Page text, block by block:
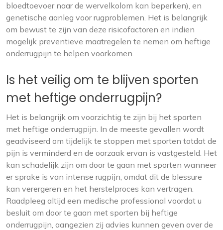
bloedtoevoer naar de wervelkolom kan beperken), en
genetische aanleg voor rugproblemen. Het is belangrijk
om bewust te zijn van deze risicofactoren en indien
mogelijk preventieve maatregelen te nemen om heftige
onderrugpijn te helpen voorkomen.
Is het veilig om te blijven sporten
met heftige onderrugpijn?
Het is belangrijk om voorzichtig te zijn bij het sporten
met heftige onderrugpijn. In de meeste gevallen wordt
geadviseerd om tijdelijk te stoppen met sporten totdat de
pijn is verminderd en de oorzaak ervan is vastgesteld. Het
kan schadelijk zijn om door te gaan met sporten wanneer
er sprake is van intense rugpijn, omdat dit de blessure
kan verergeren en het herstelproces kan vertragen.
Raadpleeg altijd een medische professional voordat u
besluit om door te gaan met sporten bij heftige
onderrugpijn, aangezien zij advies kunnen geven over de